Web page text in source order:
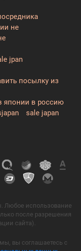
не
jpan
посылку из
японии в россию
sale japan
Любое использование
после разрешения
сайта).
вы соглашаетесь с